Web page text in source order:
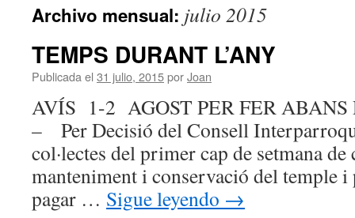
Archivo mensual: julio 2015
TEMPS DURANT L’ANY
Publicada el 31 julio, 2015porJoan
AVÍS 1-2 AGOST PER FER ABANS
– Per Decisió del Consell
col·lectes del primer cap de setmana de
manteniment i conservació del temple i
pagar … Sigue leyendo →